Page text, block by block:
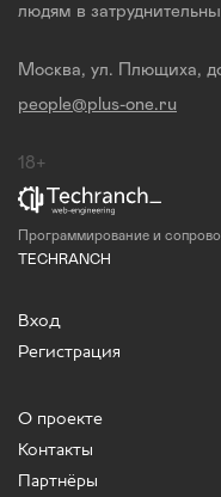
людям в
Москва, ул. Плющиха,
people@plus-one.ru
18+
Программирование и
TECHRANCH
Вход
Регистрация
О проекте
Контакты
Партнёры